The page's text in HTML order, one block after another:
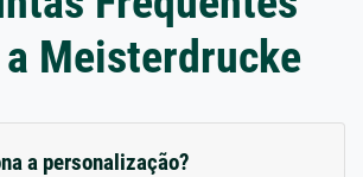
Meisterdrucke
a personalização?